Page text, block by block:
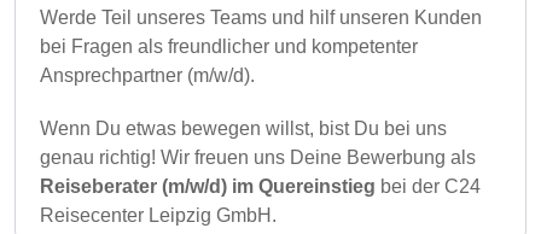
Werde Teil unseres Teams und hilf unseren Kunden
bei Fragen als freundlicher und kompetenter
Ansprechpartner (m/w/d).
Wenn Du etwas bewegen willst, bist Du bei uns
genau richtig! Wir freuen uns Deine Bewerbung als
Reiseberater (m/w/d) im Quereinstieg bei der C24
Reisecenter Leipzig GmbH.